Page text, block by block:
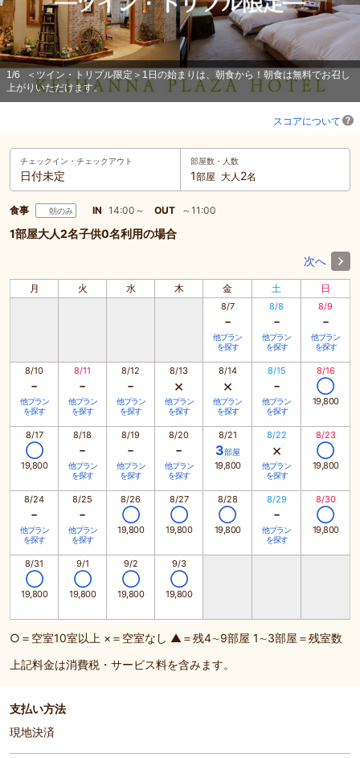
1/6
＜ツイン・トリプル限定＞1日の始まりは、朝食から！朝食は無料でお召し
上がりいただけます。
スコアについて
チェックイン・ チェックアウト
日付未定
部屋数・人数
1部屋 大人 2名
食事 朝のみ IN 14:00～ OUT ～11:00
1部屋大人2名子供0名利用の場合
次へ
月 火 水 木 金 土 日
8/7
-
他プラン
を探す
8/8
-
他プラン
を探す
8/9
-
他プラン
を探す
8/10
-
他プラン
を探す
8/11
-
他プラン
を探す
8/12
-
他プラン
を探す
8/13
×
他プラン
を探す
8/14
×
他プラン
を探す
8/15
-
他プラン
を探す
8/16
◯
19,800
8/17
◯
19,800
8/18
-
他プラン
を探す
8/19
-
他プラン
を探す
8/20
-
他プラン
を探す
8/21
3部屋
19,800
8/22
×
他プラン
を探す
8/23
◯
19,800
8/24
-
他プラン
を探す
8/25
-
他プラン
を探す
8/26
◯
19,800
8/27
◯
19,800
8/28
◯
19,800
8/29
-
他プラン
を探す
8/30
◯
19,800
8/31
◯
19,800
9/1
◯
19,800
9/2
◯
19,800
9/3
◯
19,800
○＝空室10室以上 ×＝空室なし ▲＝残4∼9部屋 1∼3部屋＝残室数
上記料金は消費税・サービス料を含みます。
支払い方法
現地決済